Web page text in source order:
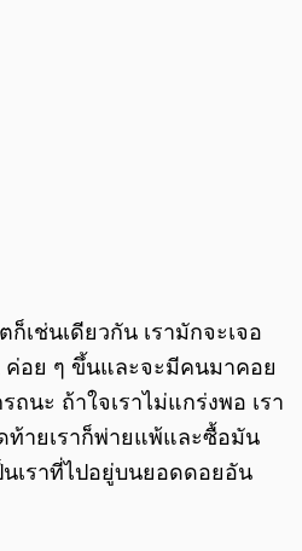
ก็เช่นเดียวกัน เรามักจะเจอ
ค่อย ๆ ขึ้นและจะมีคนมาคอย
ถนะ ถ้าใจเราไม่แกร่งพอ เรา
ท้ายเราก็พ่ายแพ้และซื้อมัน
เราที่ไปอยู่บนยอดดอยอัน